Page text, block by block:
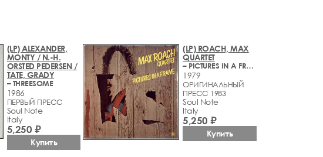
(LP) ALEXANDER,
MONTY / N.-H.
ORSTED PEDERSEN /
TATE, GRADY
– THREESOME
1986
ПЕРВЫЙ ПРЕСС
Soul Note
Italy
5,250 ₽
Купить
(LP) ROACH, MAX
QUARTET
– PICTURES IN A FRAME
1979
ОРИГИНАЛЬНЫЙ
ПРЕСС 1983
Soul Note
Italy
5,250 ₽
Купить